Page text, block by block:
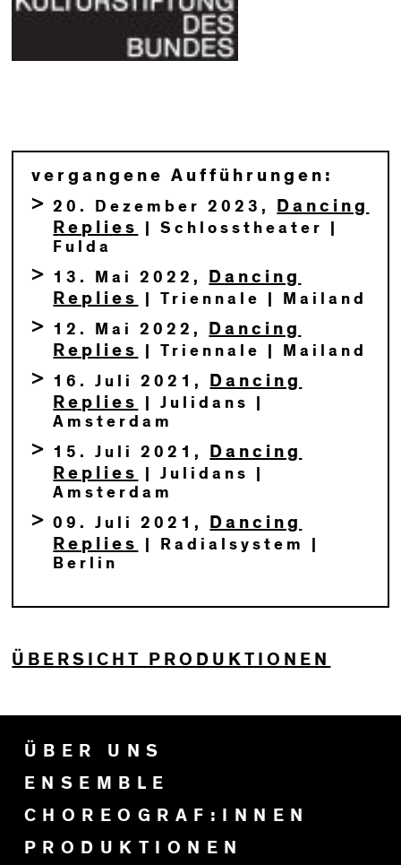
vergangene Aufführungen:
20. Dezember 2023,
Dancing
Replies
| Schlosstheater |
Fulda
13. Mai 2022,
Dancing
Replies
| Triennale | Mailand
12. Mai 2022,
Dancing
Replies
| Triennale | Mailand
16. Juli 2021,
Dancing
Replies
| Julidans |
Amsterdam
15. Juli 2021,
Dancing
Replies
| Julidans |
Amsterdam
09. Juli 2021,
Dancing
Replies
| Radialsystem |
Berlin
ÜBERSICHT PRODUKTIONEN
ÜBER UNS
ENSEMBLE
CHOREOGRAF:INNEN
PRODUKTIONEN